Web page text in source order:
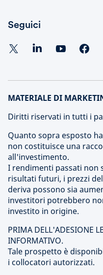
Seguici
MATERIALE DI
Diritti riservati in tutti i
Quanto sopra esposto
non costituisce una
all'investimento.
I rendimenti passati non
risultati futuri, i prezzi
deriva possono sia
investitori potrebbero
investito in origine.
PRIMA DELL'ADESIONE
INFORMATIVO.
Tale prospetto è
i collocatori autorizzati.